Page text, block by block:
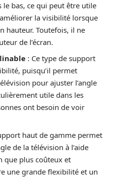
le bas, ce qui peut être utile
la visibilité lorsque
hauteur. Toutefois, il ne
de l’écran.
: Ce type de support
puisqu’il permet
pour ajuster l’angle
utile dans les
ont besoin de voir
haut de gamme permet
de la télévision à l’aide
que plus coûteux et
une grande flexibilité et un